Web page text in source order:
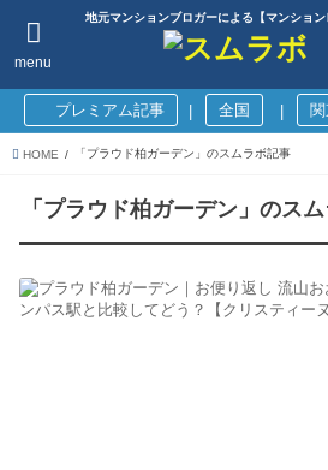
地元マンションブロガーによる【マンション
menu
プレミアム記事 全国
HOME 「プラウド柏ガーデン」のスムラボ記事
「プラウド柏ガーデン」のス